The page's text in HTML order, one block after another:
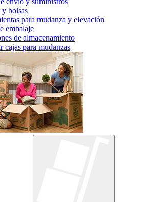
y bolsas
para mudanza y elevación
embalaje
de almacenamiento
cajas para mudanzas